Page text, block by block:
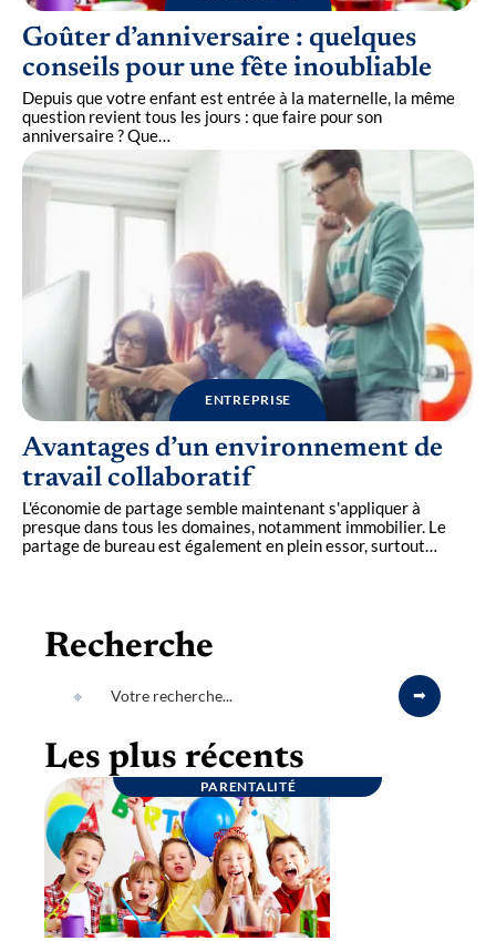
Goûter d’anniversaire : quelques
conseils pour une fête inoubliable
Depuis que votre enfant est entrée à la maternelle, la même
question revient tous les jours : que faire pour son
anniversaire ? Que…
ENTREPRISE
Avantages d’un environnement de
travail collaboratif
L'économie de partage semble maintenant s'appliquer à
presque dans tous les domaines, notamment immobilier. Le
partage de bureau est également en plein essor, surtout…
Recherche
Les plus récents
PARENTALITÉ